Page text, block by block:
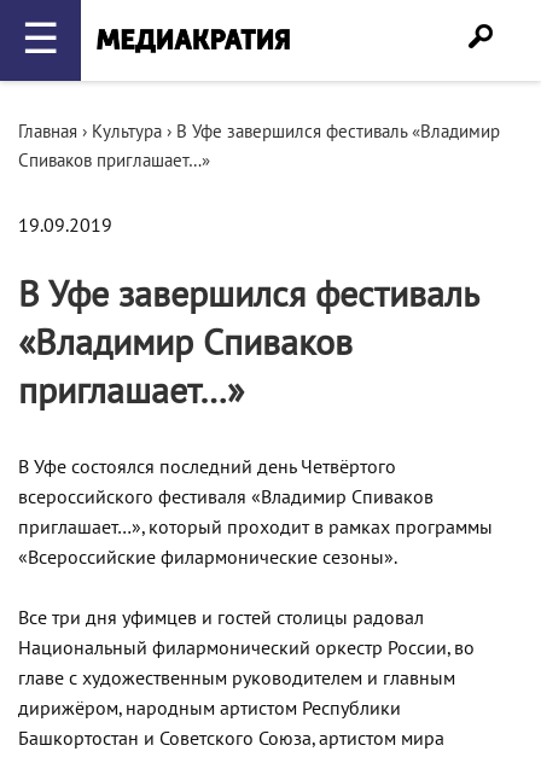
☰
Главная › Культура › В Уфе завершился фестиваль «Владимир
Спиваков приглашает…»
19.09.2019
В Уфе завершился фестиваль
«Владимир Спиваков
приглашает…»
В Уфе состоялся последний день Четвёртого
всероссийского фестиваля «Владимир Спиваков
приглашает…», который проходит в рамках программы
«Всероссийские филармонические сезоны».
Все три дня уфимцев и гостей столицы радовал
Национальный филармонический оркестр России, во
главе с художественным руководителем и главным
дирижёром, народным артистом Республики
Башкортостан и Советского Союза, артистом мира